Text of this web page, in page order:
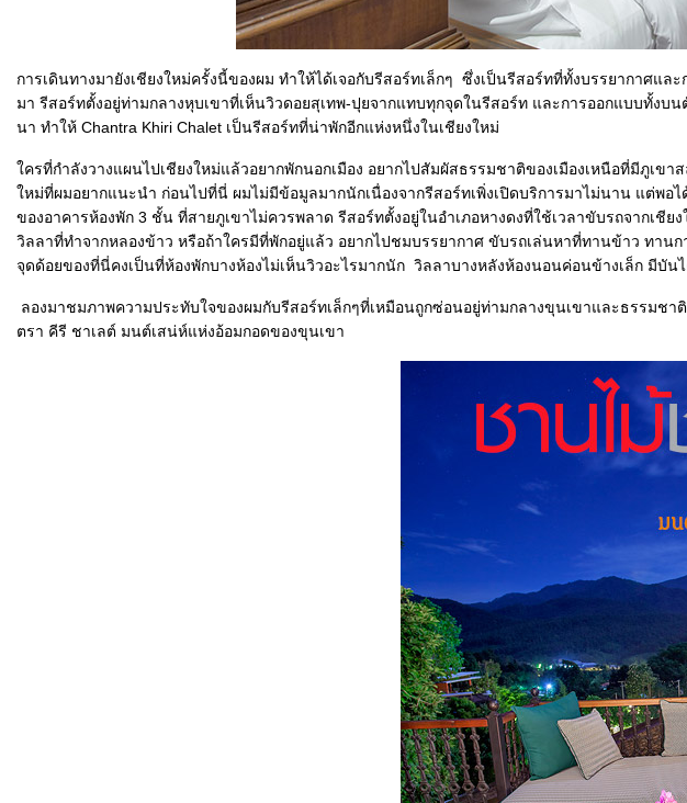
การเดินทางมายังเชียงใหม่ครั้งนี้ของผม ทำให้ได้เจอกับรีสอร์ทเล็กๆ ซึ่งเป็นรีสอร์ทที่ทั้งบรรยากาศแ
มา รีสอร์ทตั้งอยู่ท่ามกลางหุบเขาที่เห็นวิวดอยสุเทพ-ปุยจากแทบทุกจุดในรีสอร์ท และการออกแบบทั้ง
นา ทำให้ Chantra Khiri Chalet เป็นรีสอร์ทที่น่าพักอีกแห่งหนึ่งในเชียงใหม่
ครที่กำลังวางแผนไปเชียงใหม่แล้วอยากพักนอกเมือง อยากไปสัมผัสธรรมชาติของเมืองเหนือที่มีภูเ
หม่ที่ผมอยากแนะนำ ก่อนไปที่นี่ ผมไม่มีข้อมูลมากนักเนื่องจากรีสอร์ทเพิ่งเปิดบริการมาไม่นาน แต่พ
ของอาคารห้องพัก 3 ชั้น ที่สายภูเขาไม่ควรพลาด รีสอร์ทตั้งอยู่ในอำเภอหางดงที่ใช้เวลาขับรถจาก
วิลลาที่ทำจากหลองข้าว หรือถ้าใครมีที่พักอยู่แล้ว อยากไปชมบรรยากาศ ขับรถเล่นหาที่ทานข้าว ทา
จุดด้อยของที่นี่คงเป็นที่ห้องพักบางห้องไม่เห็นวิวอะไรมากนัก วิลลาบางหลังห้องนอนค่อนข้างเล็ก มีบั
ลองมาชมภาพความประทับใจของผมกับรีสอร์ทเล็กๆที่เหมือนถูกซ่อนอยู่ท่ามกลางขุนเขาและธรรมช
ตรา คีรี ชาเลต์ มนต์เสน่ห์แห่งอ้อมกอดของขุนเขา